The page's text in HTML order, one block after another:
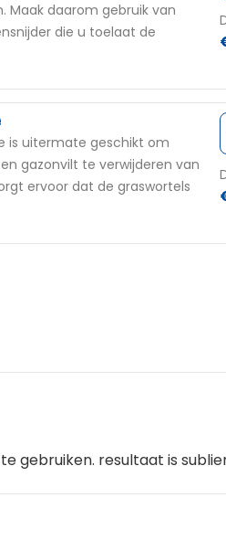
Maak daarom gebruik van
die u toelaat de
is uitermate geschikt om
gazonvilt te verwijderen van
ervoor dat de graswortels
gebruiken. resultaat is